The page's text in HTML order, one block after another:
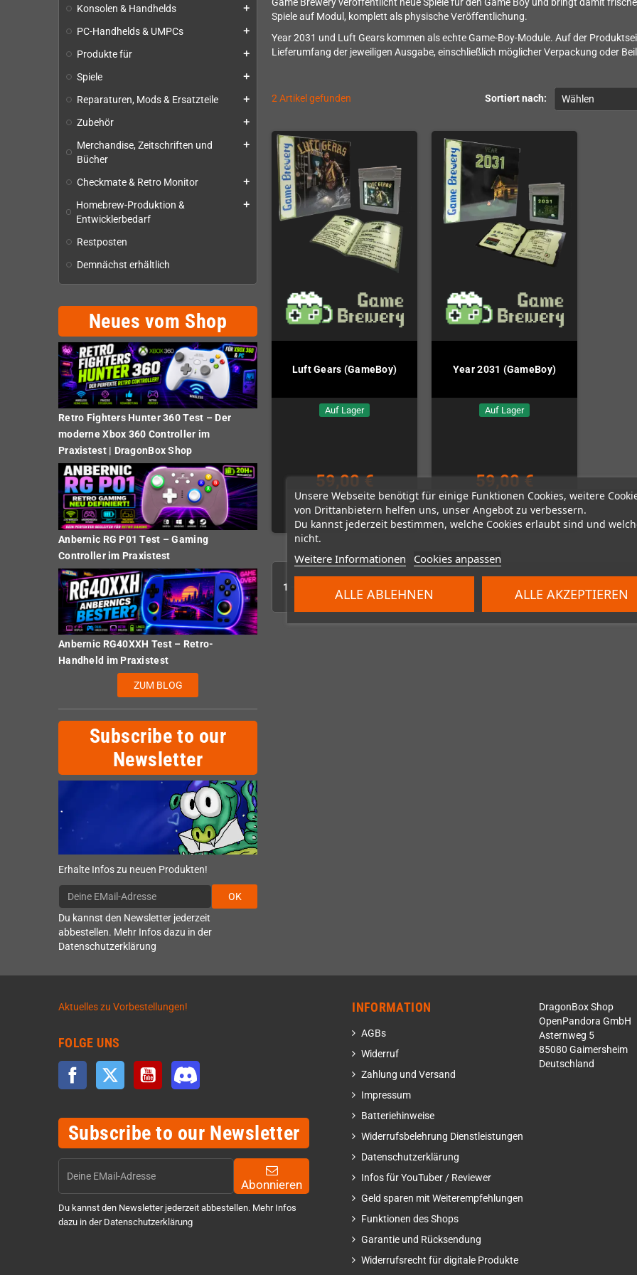
Unsere Webseite benötigt für einige Funktionen Cookies, weitere
von Drittanbietern helfen uns, unser Angebot zu verbessern.
Du kannst jederzeit bestimmen, welche Cookies erlaubt sind und
nicht.
Weitere Informationen Cookies anpassen
ALLE ABLEHNEN ALLE AKZEPTIEREN
Konsolen & Handhelds add
PC-Handhelds & UMPCs add
Produkte für add
Spiele add
Reparaturen, Mods & Ersatzteile add
Zubehör add
Merchandise, Zeitschriften und
Bücher
add
Checkmate & Retro Monitor add
Homebrew-Produktion &
Entwicklerbedarf
add
Restposten
Demnächst erhältlich
Neues vom Shop
Retro Fighters Hunter 360 Test – Der
moderne Xbox 360 Controller im
Praxistest | DragonBox Shop
Anbernic RG P01 Test – Gaming
Controller im Praxistest
Anbernic RG40XXH Test – Retro-
Handheld im Praxistest
ZUM BLOG
Subscribe to our
Newsletter
Erhalte Infos zu neuen Produkten!
OK
Du kannst den Newsletter jederzeit
abbestellen. Mehr Infos dazu in der
Datenschutzerklärung
Game Brewery veröffentlicht neue Spiele für den Game Boy und bringt damit
Spiele auf Modul, komplett als physische Veröffentlichung.
Year 2031 und Luft Gears kommen als echte Game-Boy-Module. Auf der
Lieferumfang der jeweiligen Ausgabe, einschließlich möglicher Verpackung oder
Sortiert nach: Wählen
2 Artikel gefunden
Luft Gears (GameBoy)
Auf Lager
59,00 €
KAUFEN
Year 2031 (GameBoy)
Auf Lager
59,00 €
KAUFEN
1 - 2 von 2 Artikel(n)
Aktuelles zu Vorbestellungen!
FOLGE UNS
Facebook Twitter YouTube
Subscribe to our Newsletter
Abonnieren
Du kannst den Newsletter jederzeit abbestellen. Mehr Infos
dazu in der Datenschutzerklärung
INFORMATION
AGBs
Widerruf
Zahlung und Versand
Impressum
Batteriehinweise
Widerrufsbelehrung Dienstleistungen
Datenschutzerklärung
Infos für YouTuber / Reviewer
Geld sparen mit Weiterempfehlungen
Funktionen des Shops
Garantie und Rücksendung
Widerrufsrecht für digitale Produkte
DragonBox Shop
OpenPandora GmbH
Asternweg 5
85080 Gaimersheim
Deutschland